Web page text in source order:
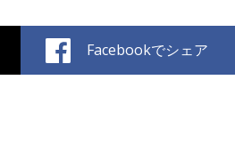
Facebookでシェア